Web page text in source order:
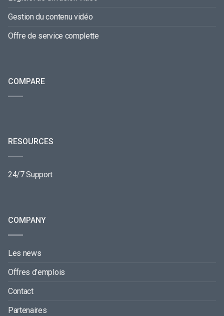
Gestion du contenu vidéo
Offre de service complette
COMPARE
RESOURCES
24/7 Support
COMPANY
Les news
Offres d’emplois
Contact
Partenaires